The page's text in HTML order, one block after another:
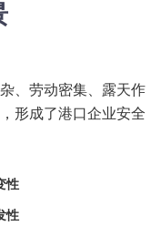
、劳动密集、露天作
形成了港口企业安全
性
性